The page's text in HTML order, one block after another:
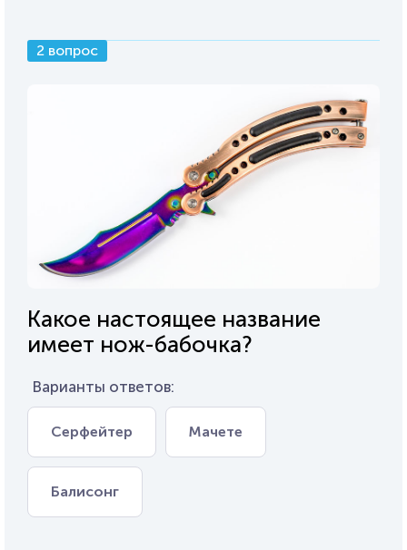
2 вопрос
Какое настоящее название
имеет нож-бабочка?
Варианты ответов:
Серфейтер Мачете
Балисонг